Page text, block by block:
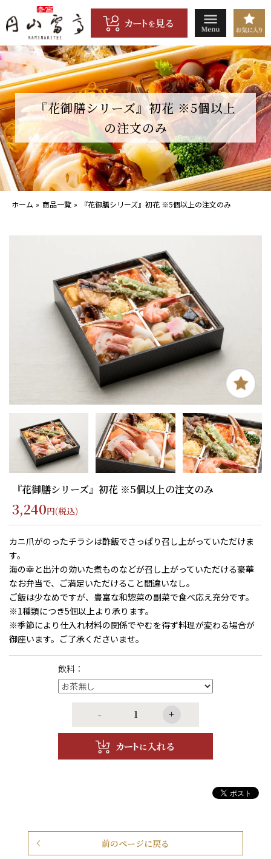
ン
テ
ン
ツ
へ
ス
キ
ッ
プ
『花御膳シリーズ』初花 ※5個以上
の注文のみ
ホーム » 商品一覧 » 『花御膳シリーズ』初花 ※5個以上の注文のみ
『花御膳シリーズ』初花 ※5個以上の注文のみ
3,240円(税込)
カニ爪がのったチラシは酢飯でさっぱり召し上がっていただけま
す。
海の幸と出汁の効いた煮ものなどが召し上がっていただける豪華
なお弁当で、ご満足いただけること間違いなし。
ご飯は少なめですが、豊富な和惣菜の副菜で食べ応え充分です。
※1種類につき5個以上より承ります。
※季節により仕入れ材料の関係でやむを得ず料理が変わる場合が
御座います。ご了承くださいませ。
飲料：
- +
前のページに戻る